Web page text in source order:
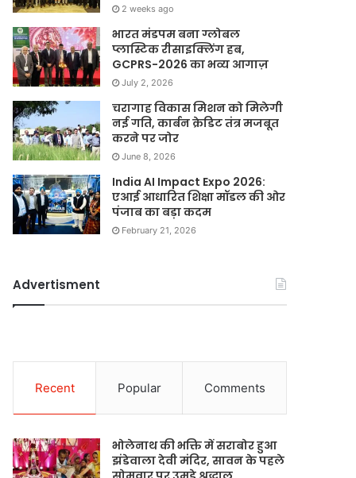
2 weeks ago
भारत मंडपम बना ग्लोबल
प्लास्टिक रीसाइक्लिंग हब,
GCPRS-2026 का भव्य आगाज़
July 2, 2026
चरागाह विकास मिशन को मिलेगी
नई गति, कार्बन क्रेडिट तंत्र मजबूत
करने पर जोर
June 8, 2026
India AI Impact Expo 2026:
एआई आधारित शिक्षा मॉडल की ओर
पंजाब का बड़ा कदम
February 21, 2026
Advertisment
Recent Popular Comments
भोलेनाथ की भक्ति में सराबोर हुआ
झंडेवाला देवी मंदिर, सावन के पहले